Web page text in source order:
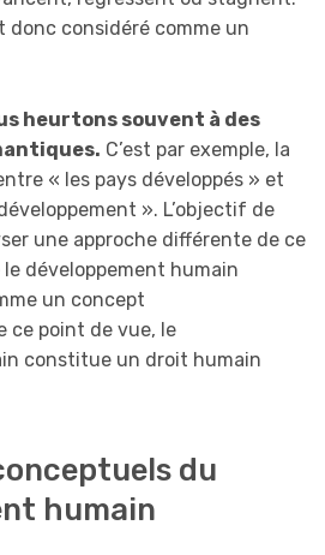
donc considéré comme un
heurtons souvent à des
C’est par exemple, la
« les pays développés » et
». L’objectif de
une approche différente de ce
développement humain
un concept
ce point de vue, le
constitue un droit humain
du
humain